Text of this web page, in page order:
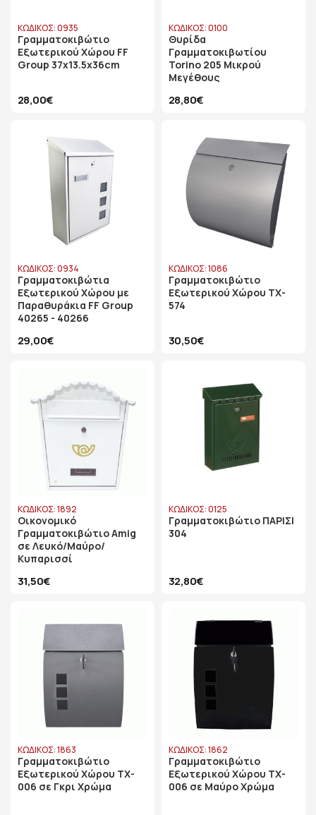
ΚΩΔΙΚΟΣ: 0935
Γραμματοκιβώτιο
Εξωτερικού Χώρου FF
Group 37x13.5x36cm
28,00€
ΚΩΔΙΚΟΣ: 0100
Θυρίδα
Γραμματοκιβωτίου
Torino 205 Μικρού
Μεγέθους
28,80€
ΚΩΔΙΚΟΣ: 0934
Γραμματοκιβώτια
Εξωτερικού Χώρου με
Παραθυράκια FF Group
40265 - 40266
29,00€
ΚΩΔΙΚΟΣ: 1086
Γραμματοκιβώτιο
Εξωτερικού Χώρου TX-
574
30,50€
ΚΩΔΙΚΟΣ: 1892
Οικονομικό
Γραμματοκιβώτιο Amig
σε Λευκό/Μαύρο/
Κυπαρισσί
31,50€
ΚΩΔΙΚΟΣ: 0125
Γραμματοκιβώτιο ΠΑΡΙΣΙ
304
32,80€
ΚΩΔΙΚΟΣ: 1863
Γραμματοκιβώτιο
Εξωτερικού Χώρου TX-
006 σε Γκρι Χρώμα
ΚΩΔΙΚΟΣ: 1862
Γραμματοκιβώτιο
Εξωτερικού Χώρου TX-
006 σε Μαύρο Χρώμα